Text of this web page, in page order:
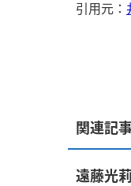
引用元：
関連記
遠藤光